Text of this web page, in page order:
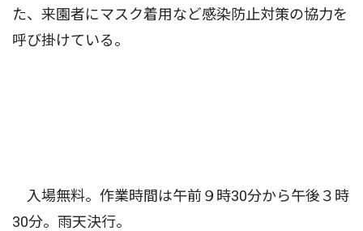
た、来園者にマスク着用など感染防止対策の協力を
呼び掛けている。
入場無料。作業時間は午前９時30分から午後３時
30分。雨天決行。